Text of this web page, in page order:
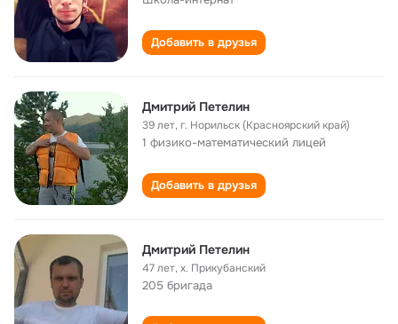
Добавить в друзья
Дмитрий Петелин
39 лет,г. Норильск (Красноярский край)
1 физико-математический лицей
Добавить в друзья
Дмитрий Петелин
47 лет,х. Прикубанский
205 бригада